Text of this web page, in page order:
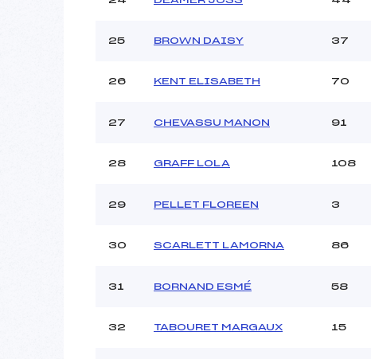
25 BROWN DAISY 37
26 KENT ELISABETH 70
27 CHEVASSU MANON 91
28 GRAFF LOLA 108
29 PELLET FLOREEN 3
30 SCARLETT LAMORNA 86
31 BORNAND ESMÉ 58
32 TABOURET MARGAUX 15